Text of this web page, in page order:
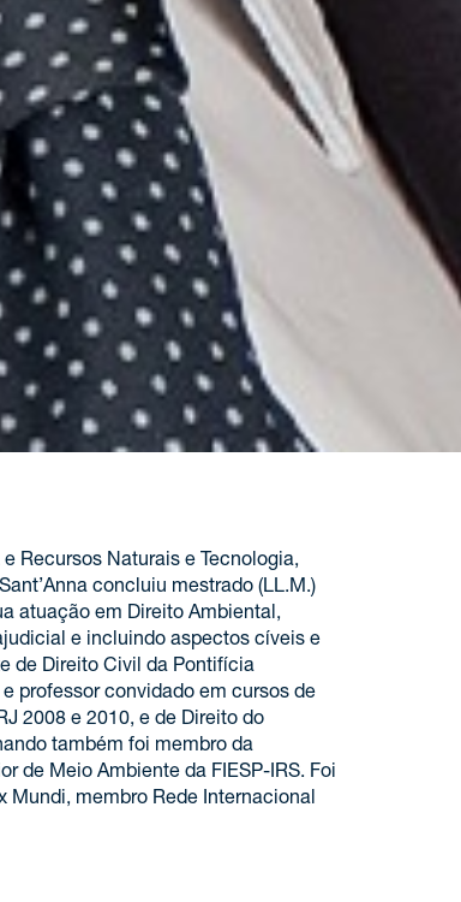
Recursos Naturais e Tecnologia,
concluiu mestrado (LL.M.)
atuação em Direito Ambiental,
e incluindo aspectos cíveis e
de Direito Civil da Pontifícia
professor convidado em cursos de
2008 e 2010, e de Direito do
também foi membro da
de Meio Ambiente da FIESP-IRS. Foi
Mundi, membro Rede Internacional